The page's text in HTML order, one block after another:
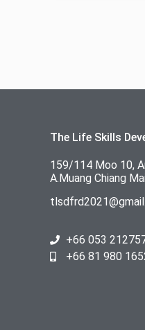
The Life Skills
159/114 Moo 10,
A.Muang Chiang
+66 053
+66 81 980